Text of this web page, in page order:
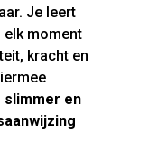
Je leert
elk moment
kracht en
slimmer en